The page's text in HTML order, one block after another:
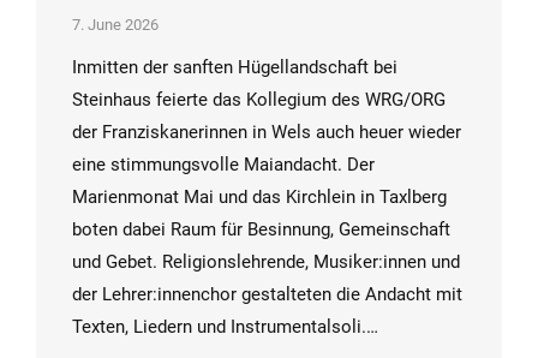
7. June 2026
Inmitten der sanften Hügellandschaft bei
Steinhaus feierte das Kollegium des WRG/ORG
der Franziskanerinnen in Wels auch heuer wieder
eine stimmungsvolle Maiandacht. Der
Marienmonat Mai und das Kirchlein in Taxlberg
boten dabei Raum für Besinnung, Gemeinschaft
und Gebet. Religionslehrende, Musiker:innen und
der Lehrer:innenchor gestalteten die Andacht mit
Texten, Liedern und Instrumentalsoli.…